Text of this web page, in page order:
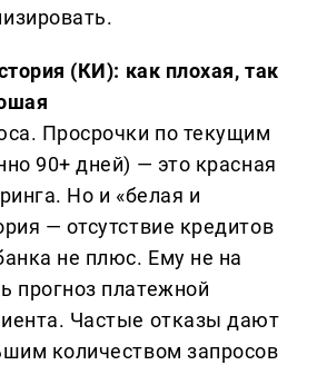
(КИ): как плохая, так
Просрочки по текущим
90+ дней) — это красная
Но и «белая и
— отсутствие кредитов
не плюс. Ему не на
прогноз платежной
Частые отказы дают
количеством запросов